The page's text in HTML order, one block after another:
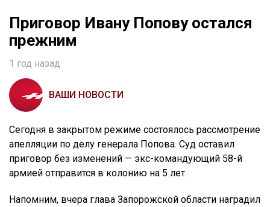
Приговор Ивану Попову остался
прежним
1 год назад
ВАШИ НОВОСТИ
Сегодня в закрытом режиме состоялось рассмотрение
апелляции по делу генерала Попова. Суд оставил
приговор без изменений — экс-командующий 58-й
армией отправится в колонию на 5 лет.
Напомним, вчера глава Запорожской области наградил